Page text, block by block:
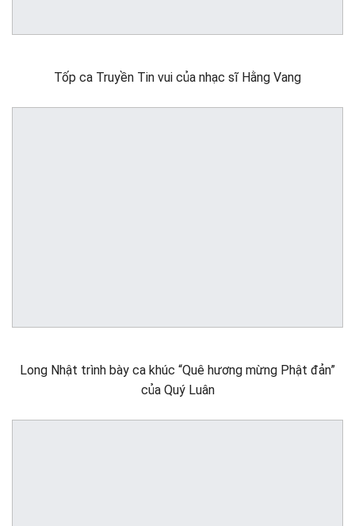
Tốp ca Truyền Tin vui của nhạc sĩ Hằng Vang
Long Nhật trình bày ca khúc “Quê hương mừng Phật đản”
của Quý Luân